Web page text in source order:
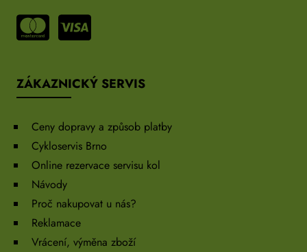
ZÁKAZNICKÝ SERVIS
Ceny dopravy a způsob platby
Cykloservis Brno
Online rezervace servisu kol
Návody
Proč nakupovat u nás?
Reklamace
Vrácení, výměna zboží